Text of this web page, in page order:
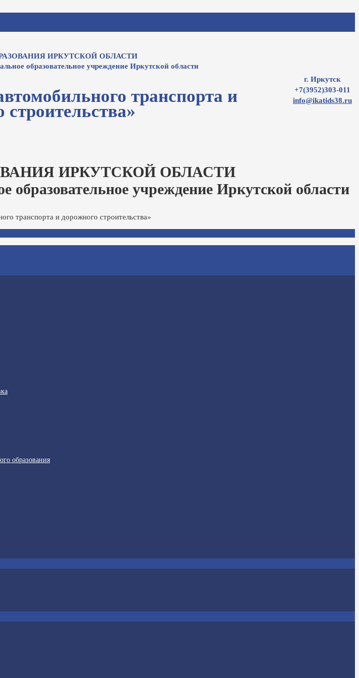
ИРКУТСКОЙ ОБЛАСТИ
образовательное учреждение Иркутской области
транспорта и
строительства»
г. Иркутск
+7(3952)303-011
info@ikatids38.ru
ИРКУТСКОЙ ОБЛАСТИ
образовательное учреждение Иркутской области
транспорта и дорожного строительства»
образования